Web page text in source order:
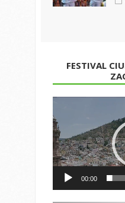
FESTIVAL
de
vídeo
00:00